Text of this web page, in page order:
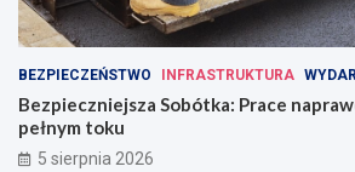
BEZPIECZEŃSTWO INFRASTRUKTURA
Bezpieczniejsza Sobótka: Prace
pełnym toku
5 sierpnia 2026